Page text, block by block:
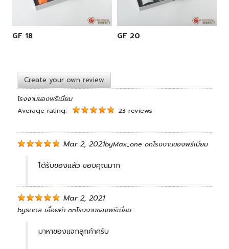
GF 18 GF 20
Create your own review
โรงงานของพรีเมี่ยม
Average rating:
23 reviews
Mar 2, 2021byMax_oneonโรงงานของพรีเมี่ยม
ได้รับของแล้ว ขอบคุณมาก
Mar 2, 2021
byธนดล เอื้อยคำonโรงงานของพรีเมี่ยม
มาหาของแจกลูกค้าครับ